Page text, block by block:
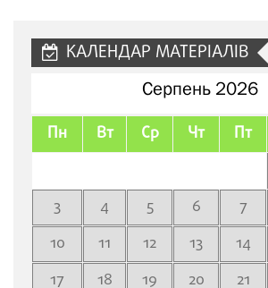
КАЛЕНДАР МАТЕРІАЛІВ
Серпень 2026
Пн Вт Ср Чт Пт
3
4 5 6 7
10
11 12 13 14
17
18 19 20 21